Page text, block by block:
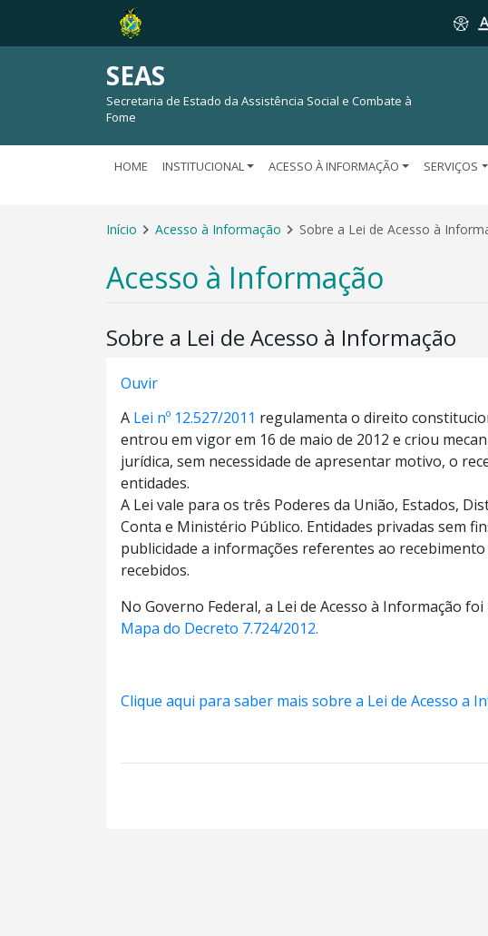
SEAS
Secretaria de Estado da Assistência Social e Combate à
Fome
HOME INSTITUCIONAL ACESSO À INFORMAÇÃO SERVIÇOS
Início Acesso à Informação Sobre a Lei de Acesso à
Acesso à Informação
Sobre a Lei de Acesso à Informação
Ouvir
A Lei nº 12.527/2011 regulamenta o direito
entrou em vigor em 16 de maio de 2012 e criou
jurídica, sem necessidade de apresentar motivo, o
entidades.
A Lei vale para os três Poderes da União, Estados,
Conta e Ministério Público. Entidades privadas sem
publicidade a informações referentes ao
recebidos.
No Governo Federal, a Lei de Acesso à Informação
Mapa do Decreto 7.724/2012.
Clique aqui para saber mais sobre a Lei de Acesso a